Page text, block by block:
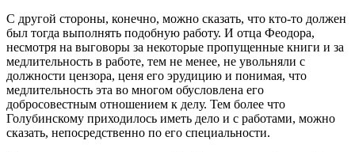
С другой стороны, конечно, можно сказать, что кто-то должен
был тогда выполнять подобную работу. И отца Феодора,
несмотря на выговоры за некоторые пропущенные книги и за
медлительность в работе, тем не менее, не увольняли с
должности цензора, ценя его эрудицию и понимая, что
медлительность эта во многом обусловлена его
добросовестным отношением к делу. Тем более что
Голубинскому приходилось иметь дело и с работами, можно
сказать, непосредственно по его специальности.